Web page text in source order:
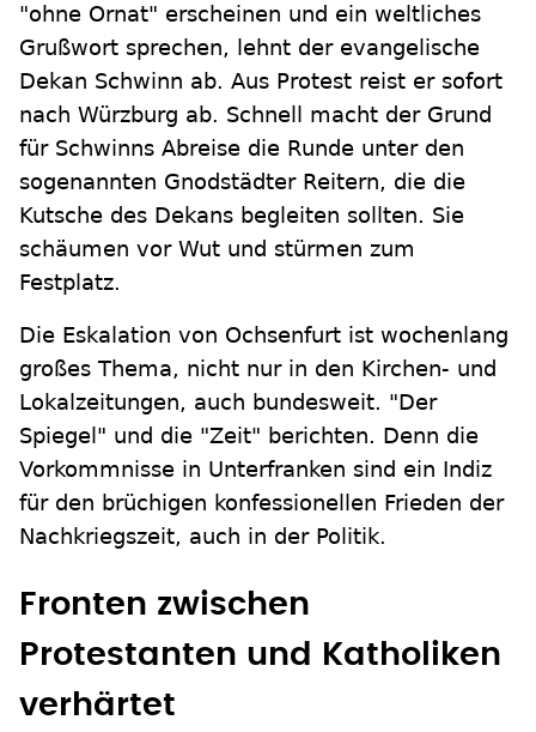
"ohne Ornat" erscheinen und ein weltliches
Grußwort sprechen, lehnt der evangelische
Dekan Schwinn ab. Aus Protest reist er sofort
nach Würzburg ab. Schnell macht der Grund
für Schwinns Abreise die Runde unter den
sogenannten Gnodstädter Reitern, die die
Kutsche des Dekans begleiten sollten. Sie
schäumen vor Wut und stürmen zum
Festplatz.
Die Eskalation von Ochsenfurt ist wochenlang
großes Thema, nicht nur in den Kirchen- und
Lokalzeitungen, auch bundesweit. "Der
Spiegel" und die "Zeit" berichten. Denn die
Vorkommnisse in Unterfranken sind ein Indiz
für den brüchigen konfessionellen Frieden der
Nachkriegszeit, auch in der Politik.
Fronten zwischen
Protestanten und Katholiken
verhärtet